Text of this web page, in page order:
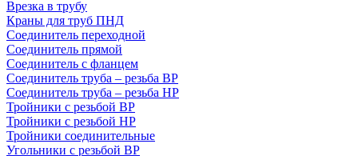
Врезка в трубу
Краны для труб ПНД
Соединитель переходной
Соединитель прямой
Соединитель с фланцем
Соединитель труба – резьба ВР
Соединитель труба – резьба НР
Тройники с резьбой ВР
Тройники с резьбой НР
Тройники соединительные
Угольники с резьбой ВР